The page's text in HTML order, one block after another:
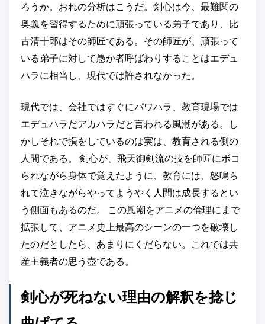
ろうか。おれの分析はこうだ。剣心は今、最難関の
奥義を習得するために頑張っている弟子であり、比
古清十郎はその師匠である。その師匠が、頑張って
いる弟子に対して愚か者呼ばわりすることはエデュ
ハラに相当し、現代では許されなかった。
現代では、会社ではすぐにパワハラ、教育現場では
エデュハラだアカハラだと言われる風潮がある。し
かしそれで損をしているのは実は、教育される側の
人間である。 剣心が、飛天御剣流の技を師匠にボコ
られながら身体で覚えたように、教育には、怒鳴ら
れて泣きながらやってようやく人間は成長するとい
う側面もあるのだ。 この風潮をアニメの倫理にまで
拡張して、アニメ史上最高のシーンの一つを破壊し
たのだとしたら、あまりにくだらない。これでは共
産主義者の思う壺である。
剣心が死ねない理由の解釈を捻じ